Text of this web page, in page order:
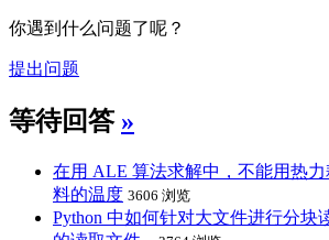
你遇到什么问题了呢？
提出问题
等待回答 »
在用 ALE 算法求解中，不能用热
料的温度 3606 浏览
Python 中如何针对大文件进行分块